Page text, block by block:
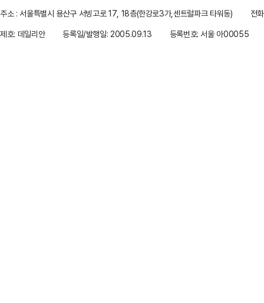
주소 : 서울특별시 용산구 서빙고로 17, 18층(한강로3가,센트럴파크 타워동)
전
제호: 데일리안
등록일/발행일: 2005.09.13 등록번호: 서울 아00055